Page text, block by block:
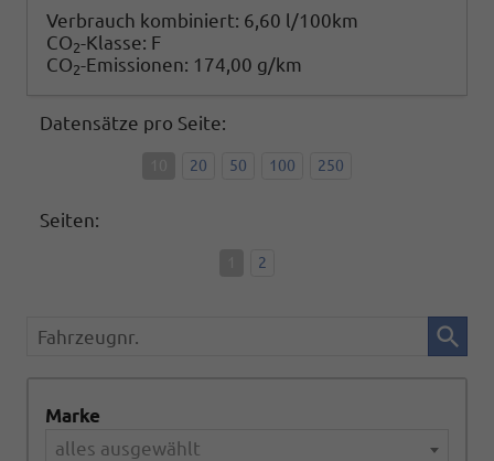
Verbrauch kombiniert: 6,60 l/100km
CO2-Klasse: F
CO2-Emissionen: 174,00 g/km
Datensätze pro Seite:
20 50 100 250
Seiten:
2
Fahrzeugnr.
Marke
alles ausgewählt